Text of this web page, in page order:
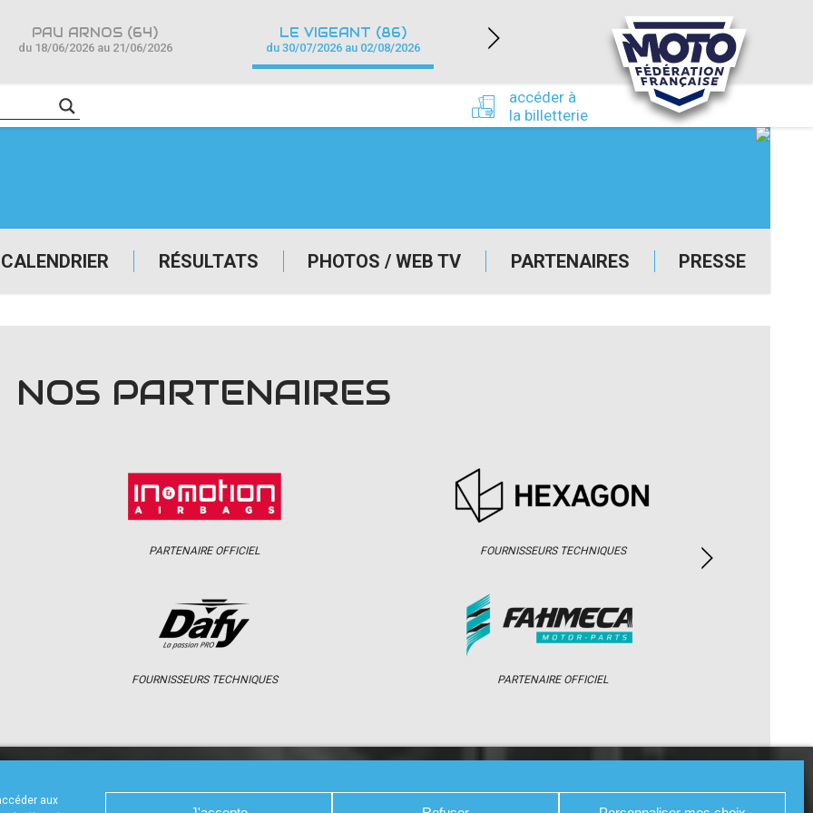
aux
CALENDRIER RÉSULTATS PHOTOS / WEB TV PARTENAIRES PRESSE
accéder à
la billetterie
PAU ARNOS (64)
du 18/06/2026 au 21/06/2026
LE VIGEANT (86)
du 30/07/2026 au 02/08/2026
NEVERS MAGNY-COURS (58)
du 24/09/2026 au 27/09/2026
NOS PARTENAIRES
PARTENAIRE OFFICIEL
FOURNISSEURS TECHNIQUES
FOURNISSEURS TECHNIQUES
PARTENAIRE OFFICIEL
CALENDRIER RÉSULTATS PHOTOS / WEB TV PARTENAIRES PRESSE